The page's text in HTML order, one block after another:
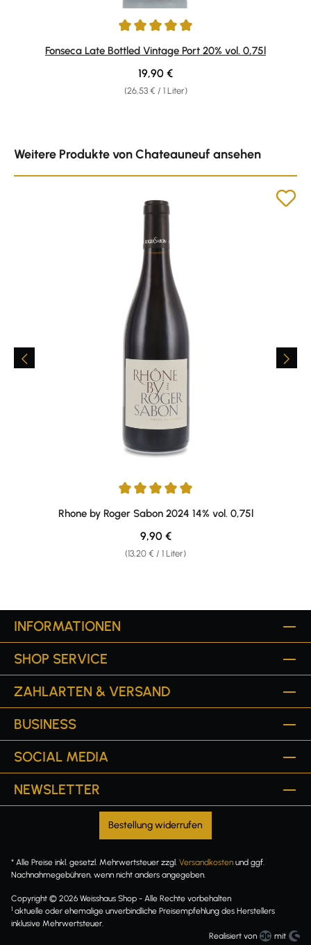
Durchschnittliche Bewertung von 5 von 5 Sternen
Fonseca Late Bottled Vintage Port 20% vol. 0,75l
(26,53 € / 1 Liter)
Regulärer Preis:
19,90 €
Weitere Produkte von Chateauneuf ansehen
Durchschnittliche Bewertung von 5 von 5 Sternen
Rhone by Roger Sabon 2024 14% vol. 0,75l
(13,20 € / 1 Liter)
Regulärer Preis:
9,90 €
INFORMATIONEN
SHOP SERVICE
ZAHLARTEN & VERSAND
BUSINESS
SOCIAL MEDIA
NEWSLETTER
Bestellung widerrufen
* Alle Preise inkl. gesetzl. Mehrwertsteuer zzgl. Versandkosten und ggf.
Nachnahmegebühren, wenn nicht anders angegeben.
Copyright © 2026 Weisshaus Shop - Alle Rechte vorbehalten
1 aktuelle oder ehemalige unverbindliche Preisempfehlung des Herstellers
inklusive Mehrwertsteuer.
Realisiert von
mit